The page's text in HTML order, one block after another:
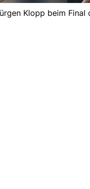
Klopp beim Final